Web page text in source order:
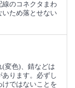
のコネクタまわ
いため落とせない
(変色)、錆などは
ります。必ずし
けではないことを